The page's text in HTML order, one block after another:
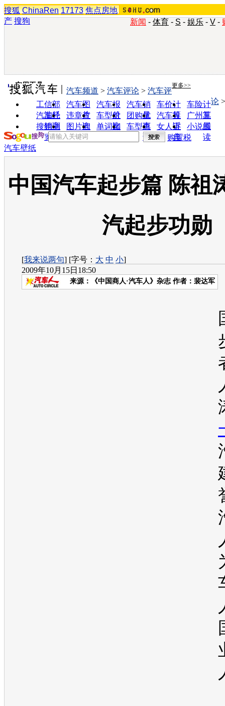
搜狐 ChinaRen 17173 焦点房地
产 搜狗 新闻 - 体育 - S - 娱乐 - V -
实用工具 更多>>
工信部
油耗
汽车图
片
汽车报
价
汽车销
量
车价计
算
车险计
算
汽车经
销商
违章查
询
车型对
比
团购优
惠
汽车投
诉
广州车
展
搜狗浏
览器
图片欣
赏
单词翻
车型查
询
女人宝
典
小说阅
读
汽车频道 > 汽车评论 > 汽车评
论
购置税
汽车壁纸
中国汽车起步篇 陈祖
汽起步功勋
[我来说两句] [字号： 大 中 小]
2009年10月15日18:50
来源： 《中国商人·汽车人》杂志作者：裴达军